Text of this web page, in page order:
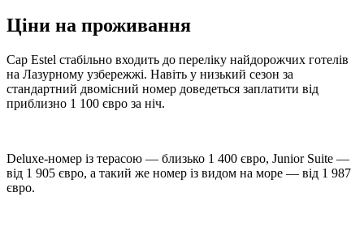
Ціни на проживання
Cap Estel стабільно входить до переліку найдорожчих готелів
на Лазурному узбережжі. Навіть у низький сезон за
стандартний двомісний номер доведеться заплатити від
приблизно 1 100 євро за ніч.
Deluxe-номер із терасою — близько 1 400 євро, Junior Suite —
від 1 905 євро, а такий же номер із видом на море — від 1 987
євро.